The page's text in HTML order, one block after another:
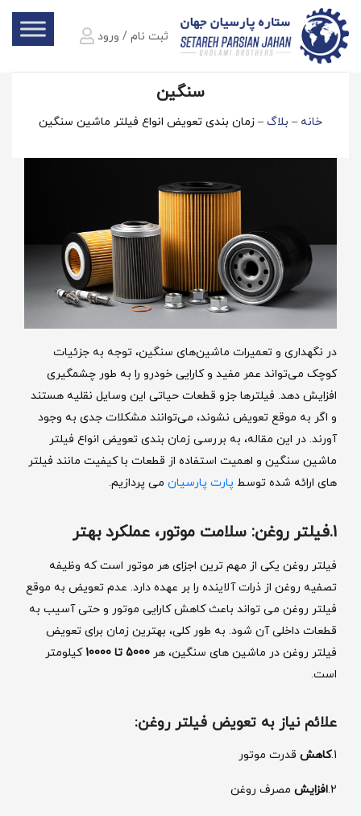
ثبت نام / ورود
سنگین
خانه – بلاگ – زمان‌ بندی تعویض انواع فیلتر ماشین‌ سنگین
در نگهداری و تعمیرات ماشین‌های سنگین، توجه به جزئیات
کوچک می‌تواند عمر مفید و کارایی خودرو را به طور چشمگیری
افزایش دهد. فیلترها جزو قطعات حیاتی این وسایل نقلیه هستند
و اگر به موقع تعویض نشوند، می‌توانند مشکلات جدی به وجود
آورند. در این مقاله، به بررسی زمان‌ بندی تعویض انواع فیلتر
ماشین‌ سنگین و اهمیت استفاده از قطعات با کیفیت مانند فیلتر
های ارائه شده توسط پارت پارسیان می‌ پردازیم.
1.فیلتر روغن: سلامت موتور، عملکرد بهتر
فیلتر روغن یکی از مهم ‌ترین اجزای هر موتور است که وظیفه
تصفیه روغن از ذرات آلاینده را بر عهده دارد. عدم تعویض به موقع
فیلتر روغن می‌ تواند باعث کاهش کارایی موتور و حتی آسیب به
قطعات داخلی آن شود. به طور کلی، بهترین زمان برای تعویض
فیلتر روغن در ماشین ‌های سنگین، هر
کیلومتر
است.
علائم نیاز به تعویض فیلتر روغن:
1. کاهش قدرت موتور
2. افزایش مصرف روغن